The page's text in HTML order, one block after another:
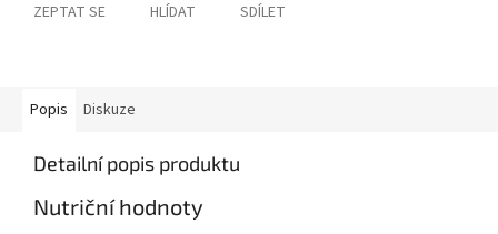
ZEPTAT SE HLÍDAT SDÍLET
Popis Diskuze
Detailní popis produktu
Nutriční hodnoty